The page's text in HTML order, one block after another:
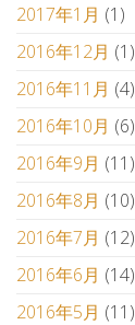
2017年1月 (1)
2016年12月 (1)
2016年11月 (4)
2016年10月 (6)
2016年9月 (11)
2016年8月 (10)
2016年7月 (12)
2016年6月 (14)
2016年5月 (11)